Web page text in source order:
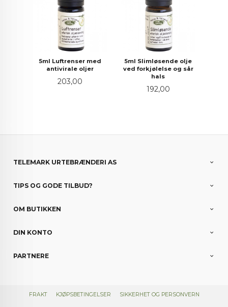
5ml Luftrenser med
antivirale oljer
Pris
203,00
5ml Slimløsende olje
ved forkjølelse og sår
hals
Pris
192,00
TELEMARK URTEBRÆNDERI AS
TIPS OG GODE TILBUD?
OM BUTIKKEN
DIN KONTO
PARTNERE
FRAKT KJØPSBETINGELSER SIKKERHET OG PERSONVERN